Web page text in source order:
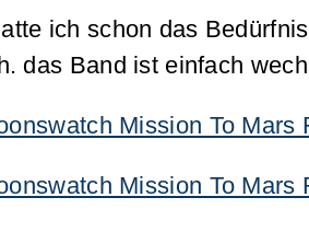
ich schon das
das Band ist einfach